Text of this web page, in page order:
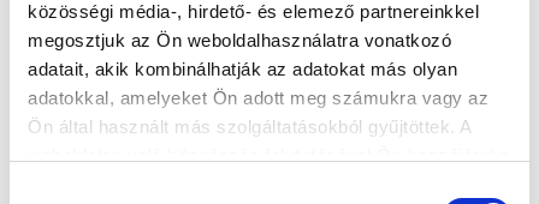
közösségi média-, hirdető- és elemező partnereinkkel
megosztjuk az Ön weboldalhasználatra vonatkozó
adatait, akik kombinálhatják az adatokat más olyan
adatokkal, amelyeket Ön adott meg számukra vagy az
Ön által használt más szolgáltatásokból gyűjtöttek. A
Elfogadom az Adatvédelmi tájékoztatót
FELIRATKOZOM